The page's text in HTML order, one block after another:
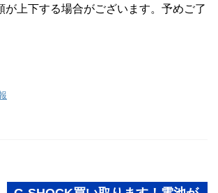
上下する場合がございます。予めご了